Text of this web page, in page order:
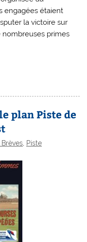
engagées étaient
la victoire sur
nombreuses primes
plan Piste de
Brèves Piste